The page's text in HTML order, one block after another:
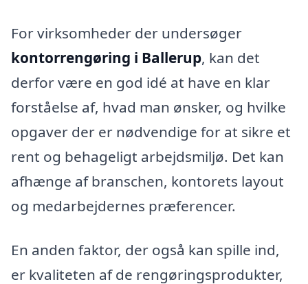
For virksomheder der undersøger
kontorrengøring i Ballerup, kan det
derfor være en god idé at have en klar
forståelse af, hvad man ønsker, og hvilke
opgaver der er nødvendige for at sikre et
rent og behageligt arbejdsmiljø. Det kan
afhænge af branschen, kontorets layout
og medarbejdernes præferencer.
En anden faktor, der også kan spille ind,
er kvaliteten af de rengøringsprodukter,